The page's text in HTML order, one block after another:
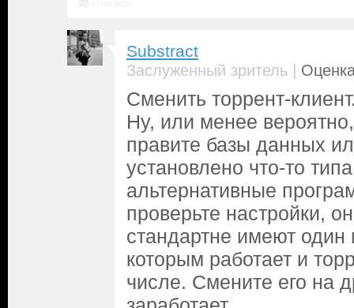
Substract
Заслуженный зритель |
Сменить торрент-
Ну, или менее
правите базы данных
установлено что-то
альтернативные
проверьте настройки,
стандартне имеют один
которым работает и
числе. Смените его на